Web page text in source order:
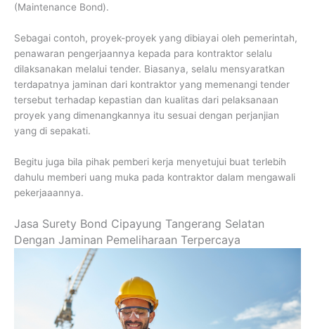
(Maintenance Bond).
Sebagai contoh, proyek-proyek yang dibiayai oleh pemerintah,
penawaran pengerjaannya kepada para kontraktor selalu
dilaksanakan melalui tender. Biasanya, selalu mensyaratkan
terdapatnya jaminan dari kontraktor yang memenangi tender
tersebut terhadap kepastian dan kualitas dari pelaksanaan
proyek yang dimenangkannya itu sesuai dengan perjanjian
yang di sepakati.
Begitu juga bila pihak pemberi kerja menyetujui buat terlebih
dahulu memberi uang muka pada kontraktor dalam mengawali
pekerjaaannya.
Jasa Surety Bond Cipayung Tangerang Selatan
Dengan Jaminan Pemeliharaan Terpercaya